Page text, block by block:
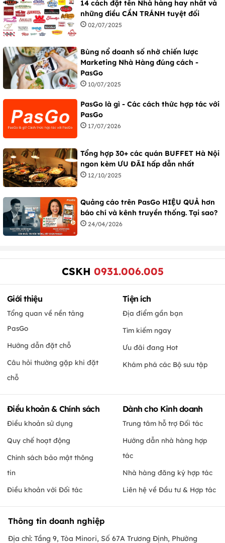
14 cách đặt tên Nhà hàng hay nhất và
những điều CẦN TRÁNH tuyệt đối
02/07/2025
Bùng nổ doanh số nhờ chiến lược
Marketing Nhà Hàng đúng cách -
PasGo
10/07/2025
PasGo là gì - Các cách thức hợp tác với
PasGo
17/07/2026
Tổng hợp 30+ các quán BUFFET Hà Nội
ngon kèm ƯU ĐÃI hấp dẫn nhất
12/10/2025
Quảng cáo trên PasGo HIỆU QUẢ hơn
báo chí và kênh truyền thống. Tại sao?
24/04/2026
CSKH 0931.006.005
Giới thiệu
Tổng quan về nền tảng
PasGo
Hướng dẫn đặt chỗ
Câu hỏi thường gặp khi đặt
chỗ
Tiện ích
Địa điểm gần bạn
Tìm kiếm ngay
Ưu đãi đang Hot
Khám phá các Bộ sưu tập
Điều khoản & Chính sách
Điều khoản sử dụng
Quy chế hoạt động
Chính sách bảo mật thông
tin
Điều khoản với Đối tác
Dành cho Kinh doanh
Trung tâm hỗ trợ Đối tác
Hướng dẫn nhà hàng hợp
tác
Nhà hàng đăng ký hợp tác
Liên hệ về Đầu tư & Hợp tác
Thông tin doanh nghiệp
Địa chỉ: Tầng 9, Tòa Minori, Số 67A Trương Định, Phường